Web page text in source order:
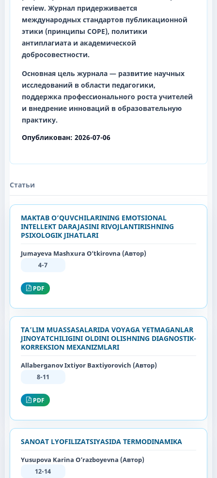
review. Журнал придерживается
международных стандартов публикационной
этики (принципы COPE), политики
антиплагиата и академической
добросовестности.
Основная цель журнала — развитие научных
исследований в области педагогики,
поддержка профессионального роста учителей
и внедрение инноваций в образовательную
практику.
Опубликован: 2026-07-06
Статьи
MAKTAB O‘QUVCHILARINING EMOTSIONAL
INTELLEKT DARAJASINI RIVOJLANTIRISHNING
PSIXOLOGIK JIHATLARI
Jumayeva Mashxura O‘tkirovna (Автор)
4-7
PDF
TA’LIM MUASSASALARIDA VOYAGA YETMAGANLAR
JINOYATCHILIGINI OLDINI OLISHNING DIAGNOSTIK-
KORREKSION MEXANIZMLARI
Allaberganov Ixtiyor Baxtiyorovich (Автор)
8-11
PDF
SANOAT LYOFILIZATSIYASIDA TERMODINAMIKA
Yusupova Karina O’razboyevna (Автор)
12-14